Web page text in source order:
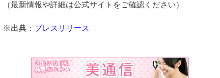
（最新情報や詳細は公式サイトをご確認ください）
※出典： プレスリリース